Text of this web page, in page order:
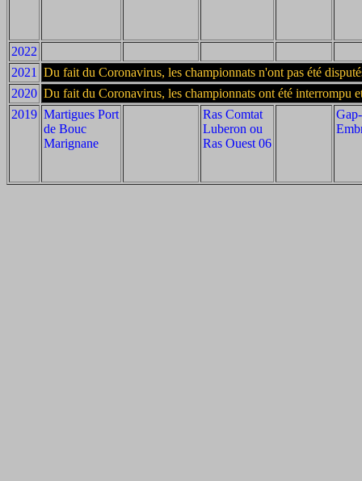
2022
2021
Du fait du Coronavirus, les championnats n'ont pas été
2020 Du fait du Coronavirus, les championnats ont été interrompu
2019 Martigues Port
de Bouc
Marignane
Ras Comtat
Luberon ou
Ras Ouest 06